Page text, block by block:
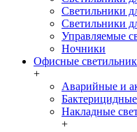
Светильники
Светильники
Управляемые
Ночники
Офисные
+
Аварийные и
Накладные
+